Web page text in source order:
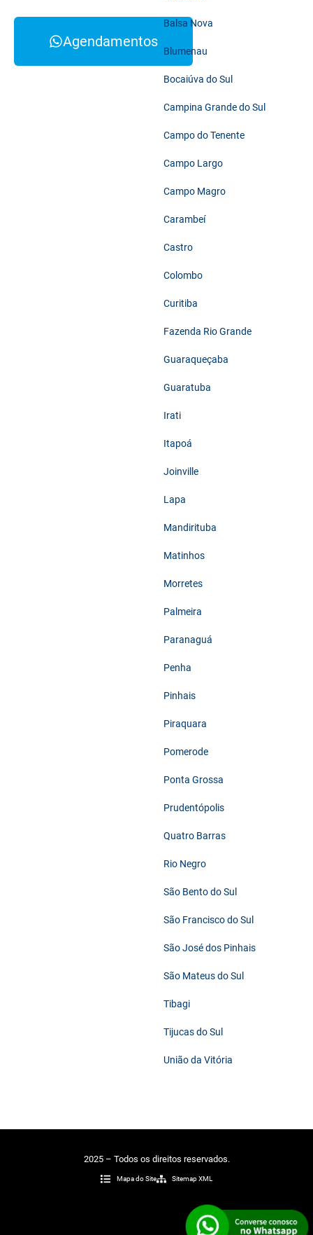
Agendamentos
Balsa Nova
Blumenau
Bocaiúva do Sul
Campina Grande do Sul
Campo do Tenente
Campo Largo
Campo Magro
Carambeí
Castro
Colombo
Curitiba
Fazenda Rio Grande
Guaraqueçaba
Guaratuba
Irati
Itapoá
Joinville
Lapa
Mandirituba
Matinhos
Morretes
Palmeira
Paranaguá
Penha
Pinhais
Piraquara
Pomerode
Ponta Grossa
Prudentópolis
Quatro Barras
Rio Negro
São Bento do Sul
São Francisco do Sul
São José dos Pinhais
São Mateus do Sul
Tibagi
Tijucas do Sul
União da Vitória
2025 – Todos os direitos reservados.
Mapa do Site Sitemap XML